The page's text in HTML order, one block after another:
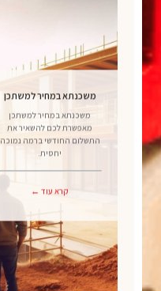
משכנתא במחיר למשתכן
משכנתא במחיר למשתכן
מאפשרת לכם להשאיר את
התשלום החודשי ברמה נמוכה
יחסית.
קרא עוד ←